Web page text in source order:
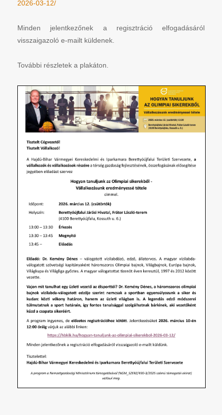
2026-03-12/
Minden jelentkezőnek a regisztráció elfogadásáról
visszaigazoló e-mailt küldenek.
További részletek a plakáton.